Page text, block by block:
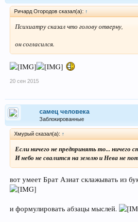
Ричард Огородов сказал(а): ↑
Психиатру сказал что голову отверну,
он согласился.
20 сен 2015
самец человека
Заблокированные
Хмурый сказал(а): ↑
Если ничего не предпринять то... ничего
И небо не свалится на землю и Нева не
вот умеет Брат Азиат склажывать из
и формулировать абзацы мыслей.